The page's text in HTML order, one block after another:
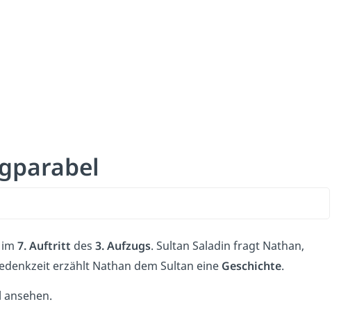
7. Auftritt des 3. Aufzugs. Sultan Saladin fragt Nathan,
erzählt Nathan dem Sultan eine Geschichte.